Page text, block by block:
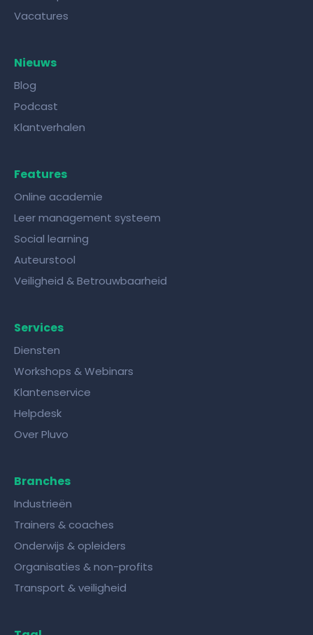
Vacatures
Nieuws
Blog
Podcast
Klantverhalen
Features
Online academie
Leer management systeem
Social learning
Auteurstool
Veiligheid & Betrouwbaarheid
Services
Diensten
Workshops & Webinars
Klantenservice
Helpdesk
Over Pluvo
Branches
Industrieën
Trainers & coaches
Onderwijs & opleiders
Organisaties & non-profits
Transport & veiligheid